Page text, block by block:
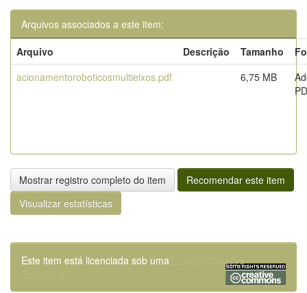
Arquivos associados a este item:
Arquivo
Descrição Tamanho
acionamentoroboticosmultieixos.pdf
6,75 MB
Mostrar registro completo do item
Recomendar este item
Visualizar estatísticas
Este item está licenciada sob uma
Licença Creative
Commons